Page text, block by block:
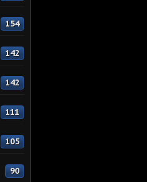
154
142
142
111
105
90